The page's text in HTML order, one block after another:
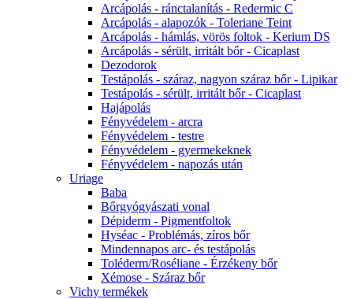
Arcápolás - ránctalanítás - Redermic C
Arcápolás - alapozók - Toleriane Teint
Arcápolás - hámlás, vörös foltok - Kerium DS
Arcápolás - sérült, irritált bőr - Cicaplast
Dezodorok
Testápolás - száraz, nagyon száraz bőr - Lipikar
Testápolás - sérült, irritált bőr - Cicaplast
Hajápolás
Fényvédelem - arcra
Fényvédelem - testre
Fényvédelem - gyermekeknek
Fényvédelem - napozás után
Uriage
Baba
Bőrgyógyászati vonal
Dépiderm - Pigmentfoltok
Hyséac - Problémás, zíros bőr
Mindennapos arc- és testápolás
Toléderm/Roséliane - Érzékeny bőr
Xémose - Száraz bőr
Vichy termékek